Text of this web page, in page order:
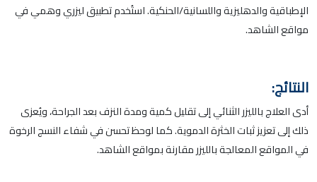
الإطباقية والدهليزية واللسانية/الحنكية. استُخدم تطبيق ليزري وهمي في
مواقع الشاهد.
النتائج:
أدى العلاج بالليزر الثنائي إلى تقليل كمية ومدة النزف بعد الجراحة، ويُعزى
ذلك إلى تعزيز ثبات الخثرة الدموية. كما لوحظ تحسن في شفاء النسج الرخوة
في المواقع المعالجة بالليزر مقارنة بمواقع الشاهد.